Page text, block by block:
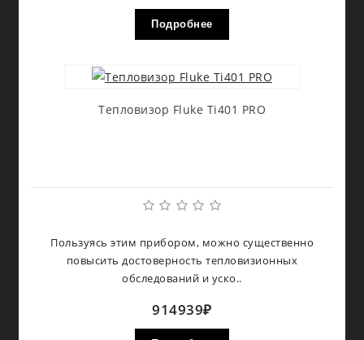
Подробнее
Тепловизор Fluke Ti401 PRO
Пользуясь этим прибором, можно существенно
повысить достоверность тепловизионных
обследований и уско..
914939₽